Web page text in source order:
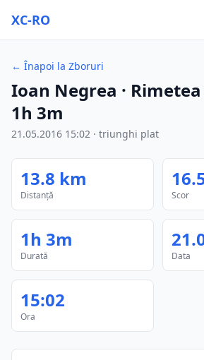
XC-RO
← Înapoi la Zboruri
Ioan Negrea · Rimetea
1h 3m
21.05.2016 15:02 · triunghi plat
13.8 km
Distanță Scor
1h 3m
Durată Data
15:02
Ora